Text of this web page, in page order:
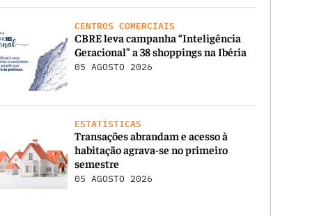
CENTROS COMERCIAIS
CBRE leva campanha “Inteligência
Geracional” a 38 shoppings na Ibéria
05 AGOSTO 2026
ESTATÍSTICAS
Transações abrandam e acesso à
habitação agrava-se no primeiro
semestre
05 AGOSTO 2026